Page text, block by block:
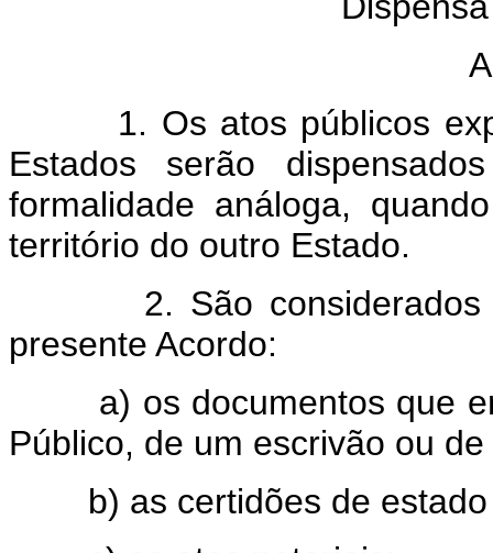
1. Os atos públicos
Estados serão
formalidade análoga,
território do outro Estado.
2. São considerados
presente Acordo:
a) os documentos que
Público, de um escrivão ou
b) as certidões de estado